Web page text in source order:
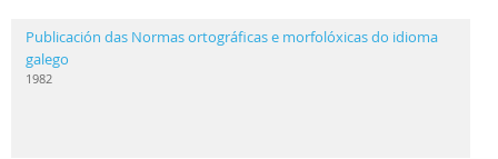
Publicación das Normas ortográficas e morfolóxicas do idioma
galego
1982